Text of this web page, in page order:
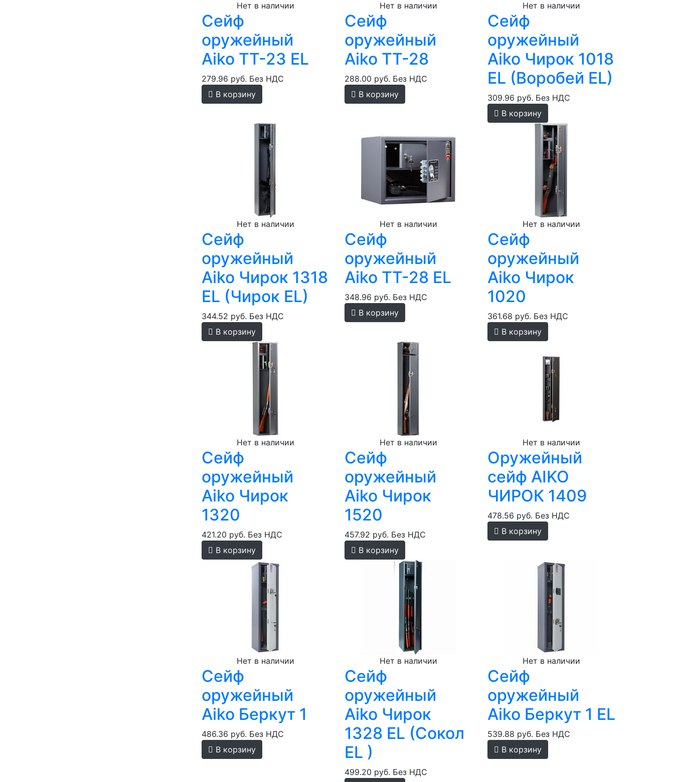
Нет в наличии
Сейф
оружейный
Aiko TT-23 EL
279.96 руб. Без НДС
В корзину
Нет в наличии
Сейф
оружейный
Aiko TT-28
288.00 руб. Без НДС
В корзину
Нет в наличии
Сейф
оружейный
Aiko Чирок 1018
EL (Воробей EL)
309.96 руб. Без НДС
В корзину
Нет в наличии
Сейф
оружейный
Aiko Чирок 1318
EL (Чирок EL)
344.52 руб. Без НДС
В корзину
Нет в наличии
Сейф
оружейный
Aiko TT-28 EL
348.96 руб. Без НДС
В корзину
Нет в наличии
Сейф
оружейный
Aiko Чирок
1020
361.68 руб. Без НДС
В корзину
Нет в наличии
Сейф
оружейный
Aiko Чирок
1320
421.20 руб. Без НДС
В корзину
Нет в наличии
Сейф
оружейный
Aiko Чирок
1520
457.92 руб. Без НДС
В корзину
Нет в наличии
Оружейный
сейф AIKO
ЧИРОК 1409
478.56 руб. Без НДС
В корзину
Нет в наличии
Сейф
оружейный
Aiko Беркут 1
486.36 руб. Без НДС
В корзину
Нет в наличии
Сейф
оружейный
Aiko Чирок
1328 EL (Сокол
EL )
499.20 руб. Без НДС
Нет в наличии
Сейф
оружейный
Aiko Беркут 1 EL
539.88 руб. Без НДС
В корзину